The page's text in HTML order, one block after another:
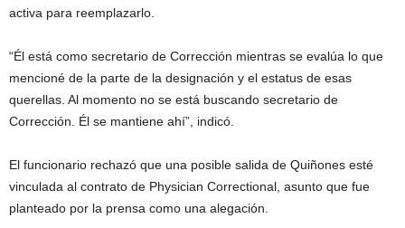
activa para reemplazarlo.
“Él está como secretario de Corrección mientras se evalúa lo que
mencioné de la parte de la designación y el estatus de esas
querellas. Al momento no se está buscando secretario de
Corrección. Él se mantiene ahí”, indicó.
El funcionario rechazó que una posible salida de Quiñones esté
vinculada al contrato de Physician Correctional, asunto que fue
planteado por la prensa como una alegación.